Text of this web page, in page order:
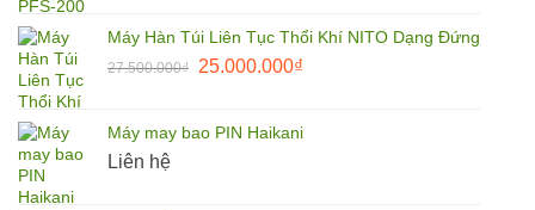
1.650.000₫.là:
1.500.000₫.
Máy Hàn Túi Liên Tục Thổi Khí NITO Dạng Đứng
27.500.000₫
Giá
27.500.000₫.
25.000.000₫Giá
là:
Máy may bao PIN Haikani
Liên hệ